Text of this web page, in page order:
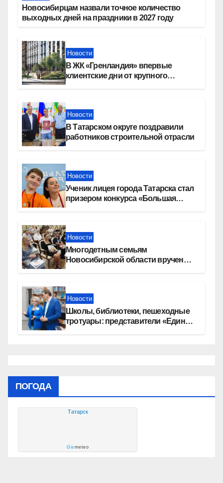
Новосибирцам назвали точное количество
выходных дней на праздники в 2027 году
Новости
В ЖК «Гренландия» впервые
клиентские дни от крупного
Новости
В Татарском округе поздравили
работников строительной отрасли
Новости
Ученик лицея города Татарска стал
призером конкурса «Большая
Новости
Многодетным семьям
Новосибирской области вручены
Новости
Школы, библиотеки, пешеходные
тротуары: представители «Единой
ПОГОДА
Татарск
Gismeteo